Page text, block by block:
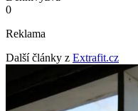
0
Reklama
Další články z Extrafit.cz